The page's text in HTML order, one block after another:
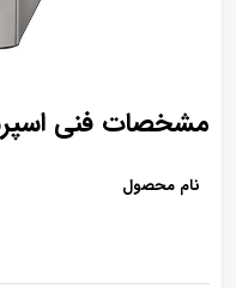
فنی اسپرسو
محصول